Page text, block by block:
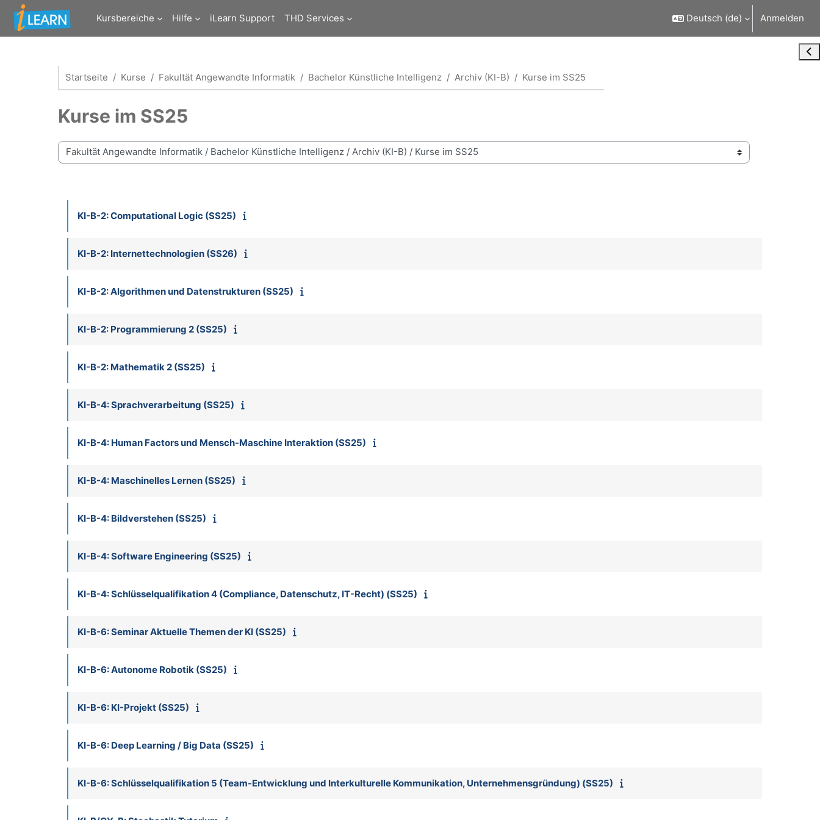
Zum Hauptinhalt
Kursbereiche
Hilfe iLearn Support THD Services Deutsch ‎(de)‎ Anmelden
Startseite Kurse Fakultät Angewandte Informatik Bachelor Künstliche Intelligenz Archiv (KI-B) Kurse im SS25
Kurse im SS25
Kursbereiche
KI-B-2: Computational Logic (SS25)
KI-B-2: Internettechnologien (SS26)
KI-B-2: Algorithmen und Datenstrukturen (SS25)
KI-B-2: Programmierung 2 (SS25)
KI-B-2: Mathematik 2 (SS25)
KI-B-4: Sprachverarbeitung (SS25)
KI-B-4: Human Factors und Mensch-Maschine Interaktion (SS25)
KI-B-4: Maschinelles Lernen (SS25)
KI-B-4: Bildverstehen (SS25)
KI-B-4: Software Engineering (SS25)
KI-B-4: Schlüsselqualifikation 4 (Compliance, Datenschutz, IT-Recht) (SS25)
KI-B-6: Seminar Aktuelle Themen der KI (SS25)
KI-B-6: Autonome Robotik (SS25)
KI-B-6: KI-Projekt (SS25)
KI-B-6: Deep Learning / Big Data (SS25)
KI-B-6: Schlüsselqualifikation 5 (Team-Entwicklung und Interkulturelle Kommunikation, Unternehmensgründung) (SS25)